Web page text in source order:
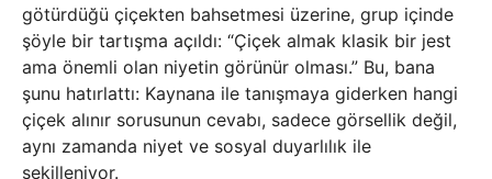
götürdüğü çiçekten bahsetmesi üzerine, grup içinde
şöyle bir tartışma açıldı: “Çiçek almak klasik bir jest
ama önemli olan niyetin görünür olması.” Bu, bana
şunu hatırlattı: Kaynana ile tanışmaya giderken hangi
çiçek alınır sorusunun cevabı, sadece görsellik değil,
aynı zamanda niyet ve sosyal duyarlılık ile
şekilleniyor.